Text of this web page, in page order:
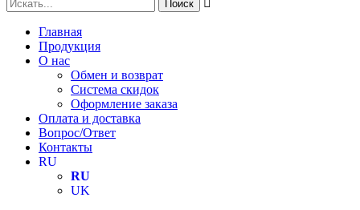
Главная
Продукция
О нас
Обмен и возврат
Система скидок
Оформление заказа
Оплата и доставка
Вопрос/Ответ
Контакты
RU
RU
UK